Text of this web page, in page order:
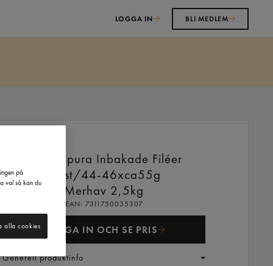
LOGGA IN BLI MEDLEM
Sej Tempura Inbakade Filéer
Fryst/44-46xca55g
Merhav 2,5kg
EAN: 7311750035307
LOGGA IN OCH SE PRIS
Generell produktinfo
på
val så kan du
alla cookies